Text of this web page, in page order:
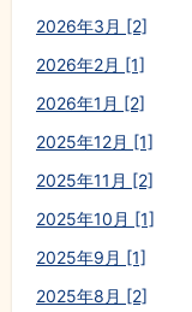
2026年3月 [2]
2026年2月 [1]
2026年1月 [2]
2025年12月 [1]
2025年11月 [2]
2025年10月 [1]
2025年9月 [1]
2025年8月 [2]